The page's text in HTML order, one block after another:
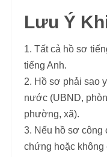
Lưu Ý
1. Tất cả hồ sơ
tiếng Anh.
2. Hồ sơ phải sao
nước (UBND,
phường, xã).
3. Nếu hồ sơ công
chứng hoặc không